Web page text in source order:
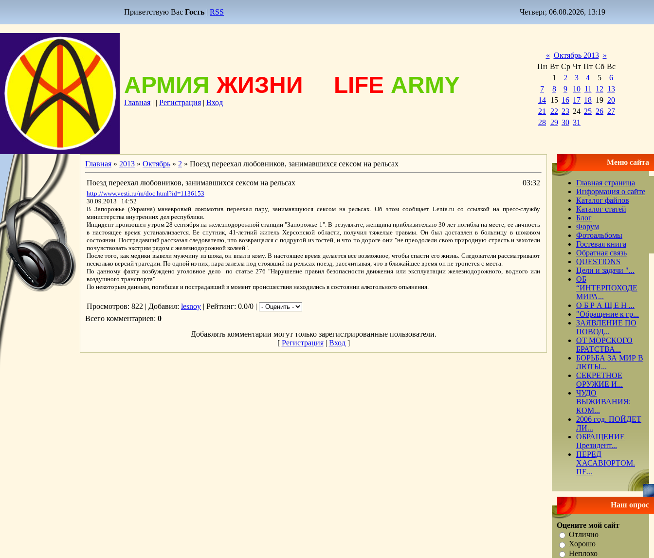
Приветствую Вас Гость | RSS Четверг, 06.08.2026, 13:19
АРМИЯ ЖИЗНИ LIFE ARMY
Главная | | Регистрация | Вход
« Октябрь 2013 »
Пн Вт Ср Чт Пт Сб Вс
1
2 3 4 5
6
7
8 9 10 11 12 13
14 15 16 17 18 19 20
21
22 23 24 25 26 27
28 29 30 31
Главная » 2013 » Октябрь » 2 » Поезд переехал любовников, занимавшихся сексом на рельсах
Поезд переехал любовников, занимавшихся сексом на рельсах 03:32
http://www.vesti.ru/m/doc.html?id=1136153
30.09.2013 14:52
В Запорожье (Украина) маневровый локомотив переехал пару, занимавшуюся сексом на рельсах. Об этом сообщает Lenta.ru со ссылкой на пресс-службу
министерства внутренних дел республики.
Инцидент произошел утром 28 сентября на железнодорожной станции "Запорожье-1". В результате, женщина приблизительно 30 лет погибла на месте, ее личность
в настоящее время устанавливается. Ее спутник, 41-летний житель Херсонской области, получил тяжелые травмы. Он был доставлен в больницу в шоковом
состоянии. Пострадавший рассказал следователю, что возвращался с подругой из гостей, и что по дороге они "не преодолели свою природную страсть и захотели
почувствовать экстрим рядом с железнодорожной колеей".
После того, как медики вывели мужчину из шока, он впал в кому. В настоящее время делается все возможное, чтобы спасти его жизнь. Следователи рассматривают
несколько версий трагедии. По одной из них, пара залезла под стоявший на рельсах поезд, рассчитывая, что в ближайшее время он не тронется с места.
По данному факту возбуждено уголовное дело по статье 276 "Нарушение правил безопасности движения или эксплуатации железнодорожного, водного или
воздушного транспорта".
По некоторым данным, погибшая и пострадавший в момент происшествия находились в состоянии алкогольного опьянения.
Просмотров: 822 | Добавил: lesnoy | Рейтинг: 0.0/0 |
Всего комментариев: 0
Добавлять комментарии могут только зарегистрированные пользователи.
[ Регистрация| Вход]
Меню сайта
Главная страница
Информация о сайте
Каталог файлов
Каталог статей
Блог
Форум
Фотоальбомы
Гостевая книга
Обратная связь
QUESTIONS
Цели и задачи "...
ОБ
“ИНТЕРПОХОДЕ
МИРА...
О Б Р А Щ Е Н ...
"Обращение к гр...
ЗАЯВЛЕНИЕ ПО
ПОВОД...
ОТ МОРСКОГО
БРАТСТВА...
БОРЬБА ЗА МИР В
ЛЮТЫ...
СЕКРЕТНОЕ
ОРУЖИЕ И...
ЧУДО
ВЫЖИВАНИЯ:
КОМ...
2006 год. ПОЙДЕТ
ЛИ...
ОБРАЩЕНИЕ
Президент...
ПЕРЕД
ХАСАВЮРТОМ.
ПЕ...
Наш опрос
Оцените мой сайт
Отлично
Хорошо
Неплохо